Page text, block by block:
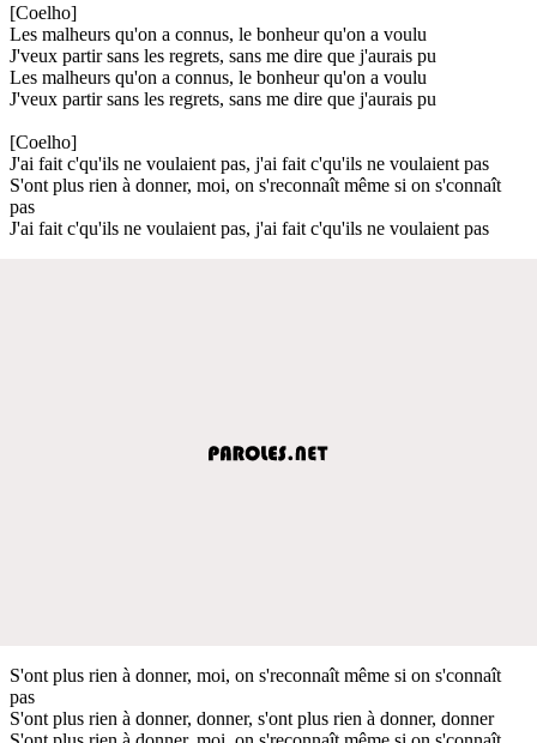
[Coelho]
Les malheurs qu'on a connus, le bonheur qu'on a voulu
J'veux partir sans les regrets, sans me dire que j'aurais pu
Les malheurs qu'on a connus, le bonheur qu'on a voulu
J'veux partir sans les regrets, sans me dire que j'aurais pu
[Coelho]
J'ai fait c'qu'ils ne voulaient pas, j'ai fait c'qu'ils ne voulaient pas
S'ont plus rien à donner, moi, on s'reconnaît même si on s'connaît
pas
J'ai fait c'qu'ils ne voulaient pas, j'ai fait c'qu'ils ne voulaient pas
S'ont plus rien à donner, moi, on s'reconnaît même si on s'connaît
pas
S'ont plus rien à donner, donner, s'ont plus rien à donner, donner